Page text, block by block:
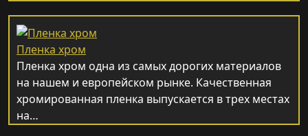
Пленка хром
Пленка хром одна из самых дорогих материалов
на нашем и европейском рынке. Качественная
хромированная пленка выпускается в трех местах
на…